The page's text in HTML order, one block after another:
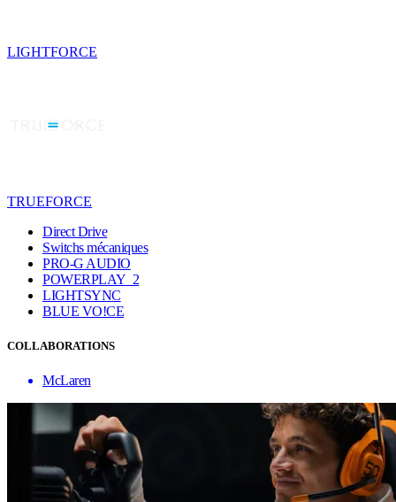
LIGHTFORCE
TRUEFORCE
Direct Drive
Switchs mécaniques
PRO-G AUDIO
POWERPLAY 2
LIGHTSYNC
BLUE VO!CE
COLLABORATIONS
McLaren